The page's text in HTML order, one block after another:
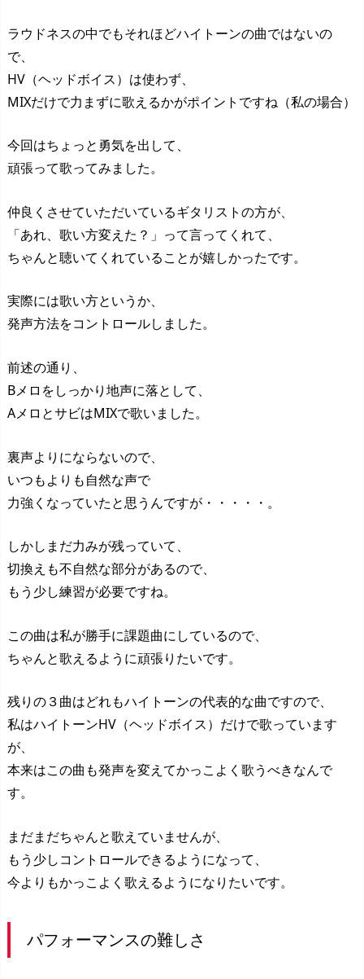
ラウドネスの中でもそれほどハイトーンの曲ではないの
で、
HV（ヘッドボイス）は使わず、
MIXだけで力まずに歌えるかがポイントですね（私の場合）
今回はちょっと勇気を出して、
頑張って歌ってみました。
仲良くさせていただいているギタリストの方が、
「あれ、歌い方変えた？」って言ってくれて、
ちゃんと聴いてくれていることが嬉しかったです。
実際には歌い方というか、
発声方法をコントロールしました。
前述の通り、
Bメロをしっかり地声に落として、
AメロとサビはMIXで歌いました。
裏声よりにならないので、
いつもよりも自然な声で
力強くなっていたと思うんですが・・・・・。
しかしまだ力みが残っていて、
切換えも不自然な部分があるので、
もう少し練習が必要ですね。
この曲は私が勝手に課題曲にしているので、
ちゃんと歌えるように頑張りたいです。
残りの３曲はどれもハイトーンの代表的な曲ですので、
私はハイトーンHV（ヘッドボイス）だけで歌っています
が、
本来はこの曲も発声を変えてかっこよく歌うべきなんで
す。
まだまだちゃんと歌えていませんが、
もう少しコントロールできるようになって、
今よりもかっこよく歌えるようになりたいです。
パフォーマンスの難しさ